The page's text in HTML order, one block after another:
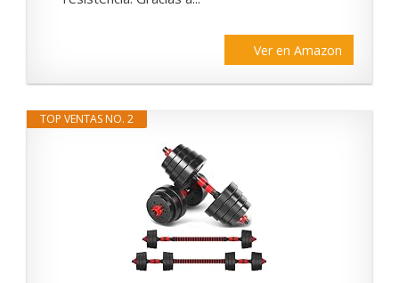
Ver en Amazon
TOP VENTAS NO. 2